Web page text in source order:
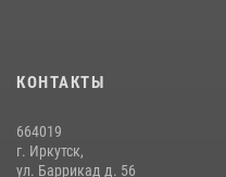
поступления на службу в
Сотрудники СОБР «Байкал»
КОНТАКТЫ
664019
г. Иркутск,
ул. Баррикад д. 56